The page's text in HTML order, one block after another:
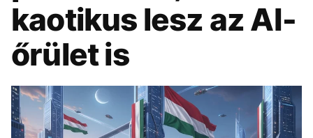
UTAZÁS
ÉLETMÓD DESIGN
BESZÉLGETÉSEK
VIDEÓ TÖRTÉNETEK
GASZTRO
kaotikus lesz az AI-
őrület is